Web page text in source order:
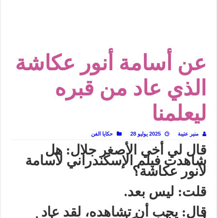
في أدب نورا ناجي.. كيف تنقذنا الذاكرة من شروخ الواقع؟
من سيرة «إيفان أجيلي» إلى نسيج الحكاية.. رحلة بسمة ناجي مع الكتابة والترجمة
من «أرشيف ريبليكا» إلى «ساحر أوز».. رحلة بسمة ناجي مع الترجمة (الجزء الأول)
من مطابخ الأسواق لـ«الدليفري».. كيف طهت المدن قديماً طعامها؟
“الرحالة العرب واكتشاف أوروبا”.. قراءة جديدة لبدايات “الاستغراب”
عوالم منصورة عز الدين.. حين يصبح الزمن بطل الرواية
الطعام في الحضارة الإسلامية.. تاريخ يُقرأ بالنكهات
عن أسامة أنور عكاشة
الذي عاد من قبره
ليعلمنا
منير عتيبة 2025 يوليو 28 حكايا الفن
قال لي أخي الأصغر جلال: هل
شاهدت فيلم الإسكندراني لأسامة
لأنور عكاشة؟
قلت: ليس بعد.
قال: يجب أن تشاهده، لقد عاد